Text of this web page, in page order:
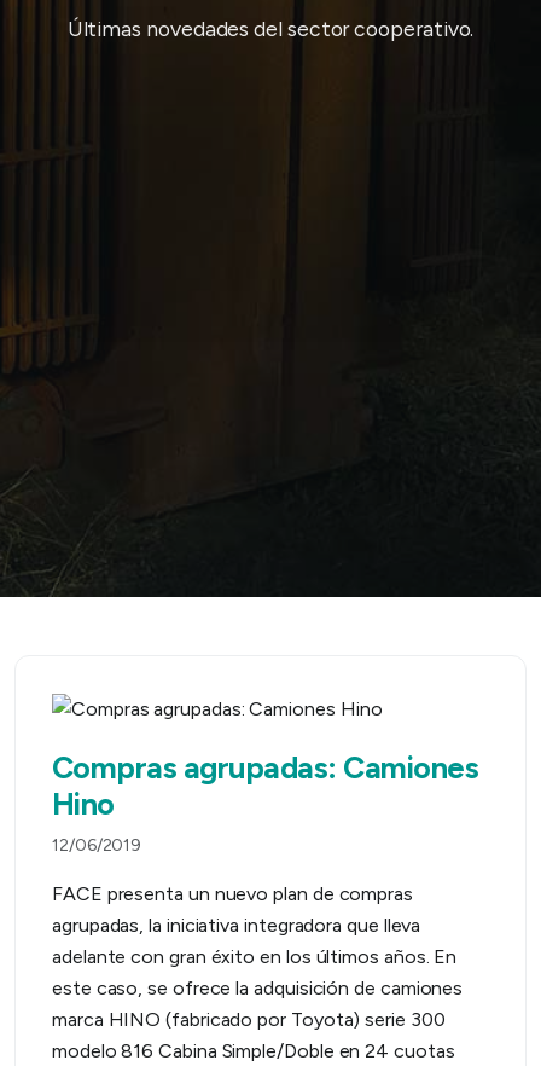
Últimas novedades del sector cooperativo.
Compras agrupadas: Camiones
Hino
12/06/2019
FACE presenta un nuevo plan de compras
agrupadas, la iniciativa integradora que lleva
adelante con gran éxito en los últimos años. En
este caso, se ofrece la adquisición de camiones
marca HINO (fabricado por Toyota) serie 300
modelo 816 Cabina Simple/Doble en 24 cuotas